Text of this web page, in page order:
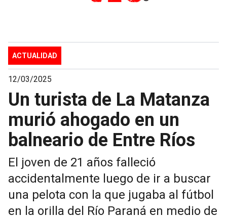
ACTUALIDAD
12/03/2025
Un turista de La Matanza
murió ahogado en un
balneario de Entre Ríos
El joven de 21 años falleció
accidentalmente luego de ir a buscar
una pelota con la que jugaba al fútbol
en la orilla del Río Paraná en medio de